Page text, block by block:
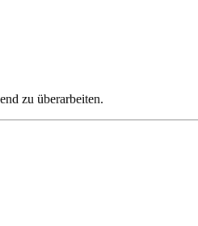
zu überarbeiten.